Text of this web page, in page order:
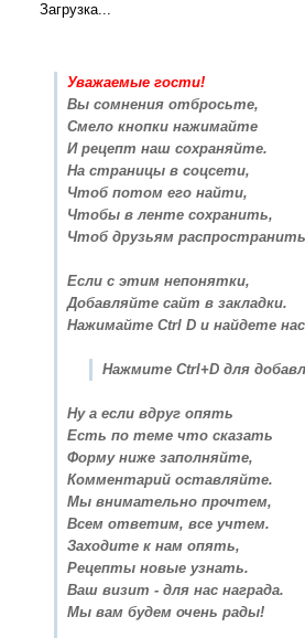
Загрузка...
Уважаемые гости!
Вы сомнения отбросьте,
Смело кнопки нажимайте
И рецепт наш сохраняйте.
На страницы в соцсети,
Чтоб потом его найти,
Чтобы в ленте сохранить,
Чтоб друзьям
Если с этим непонятки,
Добавляйте сайт в закладки.
Нажимайте Ctrl D и найдете
Нажмите Ctrl+D для
Ну а если вдруг опять
Есть по теме что сказать
Форму ниже заполняйте,
Комментарий оставляйте.
Мы внимательно прочтем,
Всем ответим, все учтем.
Заходите к нам опять,
Рецепты новые узнать.
Ваш визит - для нас награда.
Мы вам будем очень рады!